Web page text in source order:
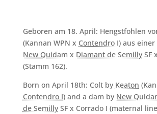
Geboren am 18. April: Hengstfohlen
(Kannan WPN x Contendro I) aus einer
New Quidam x Diamant de SemillySF
(Stamm 162).
Born on April 18th: Colt by Keaton
Contendro I) and a dam by New
de SemillySF x Corrado I (maternal